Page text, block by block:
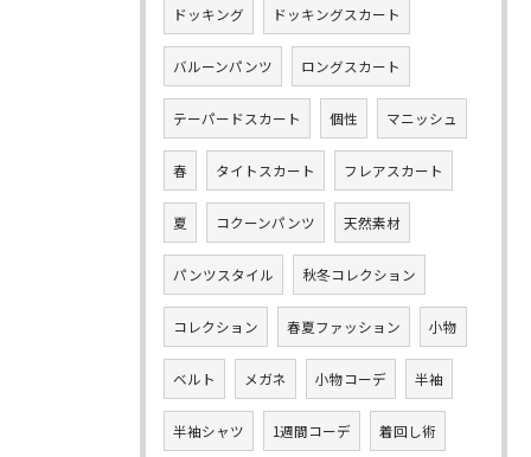
ドッキング ドッキングスカート
バルーンパンツ ロングスカート
テーパードスカート 個性 マニッシュ
春 タイトスカート フレアスカート
夏 コクーンパンツ 天然素材
パンツスタイル 秋冬コレクション
コレクション 春夏ファッション 小物
ベルト メガネ 小物コーデ 半袖
半袖シャツ 1週間コーデ 着回し術